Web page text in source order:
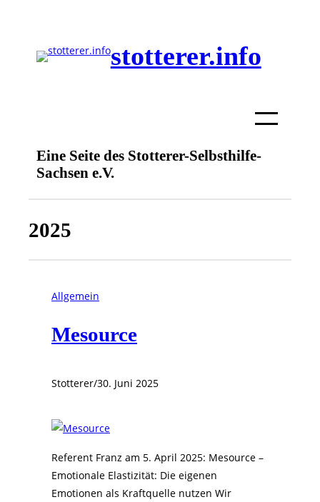
stotterer.info
Eine Seite des Stotterer-Selbsthilfe-
Sachsen e.V.
2025
Allgemein
Mesource
Stotterer/30. Juni 2025
Referent Franz am 5. April 2025: Mesource –
Emotionale Elastizität: Die eigenen
Emotionen als Kraftquelle nutzen Wir